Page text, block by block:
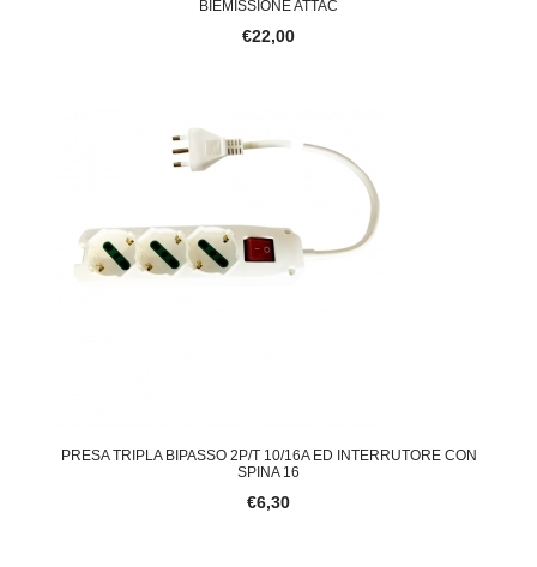
BIEMISSIONE ATTAC
€22,00
PRESA TRIPLA BIPASSO 2P/T 10/16A ED INTERRUTORE CON
SPINA 16
€6,30